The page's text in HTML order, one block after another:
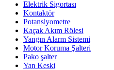
Elektrik Sigortası
Kontaktör
Potansiyometre
Kaçak Akım Rölesi
Yangın Alarm Sistemi
Motor Koruma Şalteri
Pako şalter
Yan Keski